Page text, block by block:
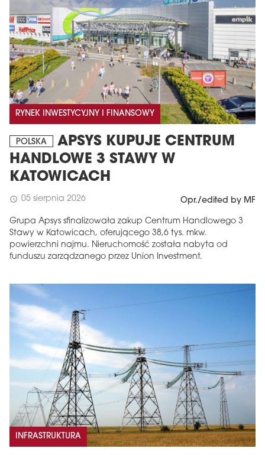
RYNEK INWESTYCYJNY I FINANSOWY
POLSKA
APSYS KUPUJE CENTRUM
HANDLOWE 3 STAWY W
KATOWICACH
schedule 05 sierpnia 2026 Opr./edited by MF
Grupa Apsys sfinalizowała zakup Centrum Handlowego 3
Stawy w Katowicach, oferującego 38,6 tys. mkw.
powierzchni najmu. Nieruchomość została nabyta od
funduszu zarządzanego przez Union Investment.
INFRASTRUKTURA